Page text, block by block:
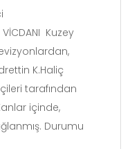
VİCDANI Kuzey
K.Haliç
tarafından
içinde,
Durumu